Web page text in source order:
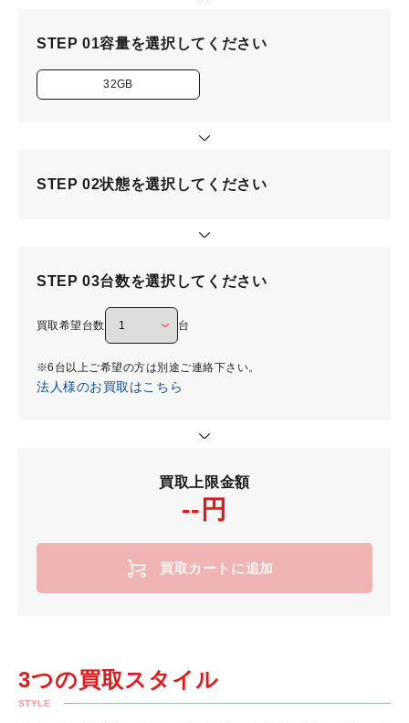
STEP 01容量を選択してください
32GB
STEP 02状態を選択してください
STEP 03台数を選択してください
買取希望台数 台
※6台以上ご希望の方は別途ご連絡下さい。
法人様のお買取はこちら
買取上限金額
--円
買取カートに追加
3つの買取スタイル
STYLE